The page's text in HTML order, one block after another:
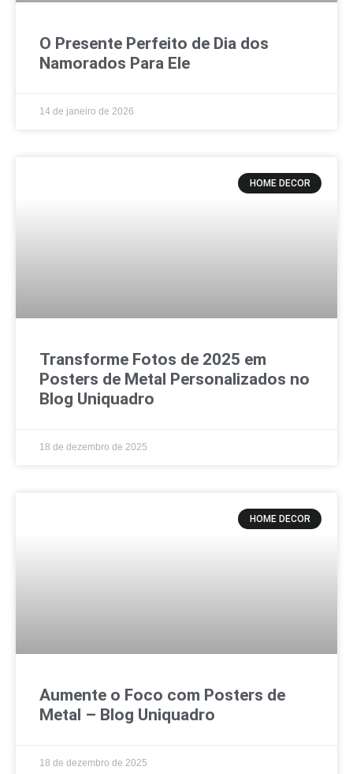
O Presente Perfeito de Dia dos
Namorados Para Ele
14 de janeiro de 2026
HOME DECOR
Transforme Fotos de 2025 em
Posters de Metal Personalizados no
Blog Uniquadro
18 de dezembro de 2025
HOME DECOR
Aumente o Foco com Posters de
Metal – Blog Uniquadro
18 de dezembro de 2025